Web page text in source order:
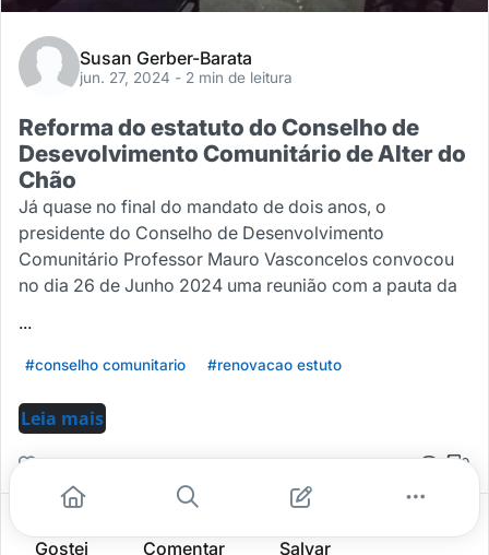
Susan Gerber-Barata
jun. 27, 2024 - 2 min de leitura
Reforma do estatuto do Conselho de
Desevolvimento Comunitário de Alter do
Chão
Já quase no final do mandato de dois anos, o
presidente do Conselho de Desenvolvimento
Comunitário Professor Mauro Vasconcelos convocou
no dia 26 de Junho 2024 uma reunião com a pauta da
...
#conselho comunitario #renovacao estuto
Leia mais
0 0 0
Gostei Comentar Salvar